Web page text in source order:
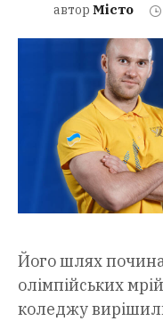
автор Місто
Його шлях
олімпійських
коледжу